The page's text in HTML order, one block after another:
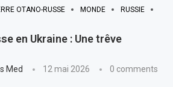
OTANO-RUSSE MONDE
RUSSIE
en Ukraine : Une trêve
Med 12 mai 2026 0 comments